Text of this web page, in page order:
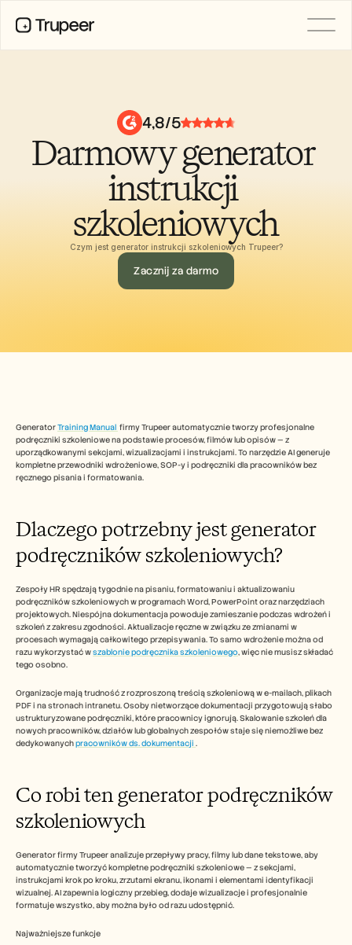
4,8/5
Darmowy generator
instrukcji
szkoleniowych
Czym jest generator instrukcji szkoleniowych Trupeer?
Zacznij za darmo
Generator Training Manual firmy Trupeer automatycznie tworzy profesjonalne
podręczniki szkoleniowe na podstawie procesów, filmów lub opisów — z
uporządkowanymi sekcjami, wizualizacjami i instrukcjami. To narzędzie AI generuje
kompletne przewodniki wdrożeniowe, SOP-y i podręczniki dla pracowników bez
ręcznego pisania i formatowania.​
Dlaczego potrzebny jest generator
podręczników szkoleniowych?
Zespoły HR spędzają tygodnie na pisaniu, formatowaniu i aktualizowaniu
podręczników szkoleniowych w programach Word, PowerPoint oraz narzędziach
projektowych. Niespójna dokumentacja powoduje zamieszanie podczas wdrożeń i
szkoleń z zakresu zgodności. Aktualizacje ręczne w związku ze zmianami w
procesach wymagają całkowitego przepisywania.​​ To samo wdrożenie można od
razu wykorzystać w szablonie podręcznika szkoleniowego, więc nie musisz składać
tego osobno.
Organizacje mają trudność z rozproszoną treścią szkoleniową w e-mailach, plikach
PDF i na stronach intranetu. Osoby nietworzące dokumentacji przygotowują słabo
ustrukturyzowane podręczniki, które pracownicy ignorują. Skalowanie szkoleń dla
nowych pracowników, działów lub globalnych zespołów staje się niemożliwe bez
dedykowanych pracowników ds. dokumentacji .​​
Co robi ten generator podręczników
szkoleniowych
Generator firmy Trupeer analizuje przepływy pracy, filmy lub dane tekstowe, aby
automatycznie tworzyć kompletne podręczniki szkoleniowe — z sekcjami,
instrukcjami krok po kroku, zrzutami ekranu, ikonami i elementami identyfikacji
wizualnej. AI zapewnia logiczny przebieg, dodaje wizualizacje i profesjonalnie
formatuje wszystko, aby można było od razu udostępnić.​
Najważniejsze funkcje
Help Center
Pricing
Careers
Knowledge Base
AI Avatars
Brand Kits
AI Screen Recording
AI Champions of Change
Free Tools
Change Management
Sales Enablement
Pre-sales
Product Marketing
See more
Book a Demo